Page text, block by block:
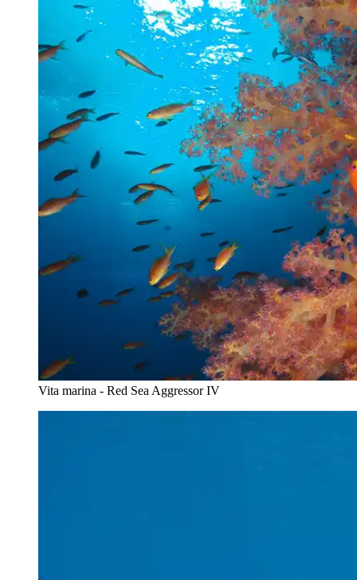
Vita marina - Red Sea Aggressor IV